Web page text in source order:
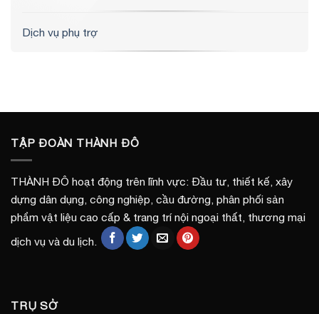
Dịch vụ phụ trợ
TẬP ĐOÀN THÀNH ĐÔ
THÀNH ĐÔ hoạt động trên lĩnh vực: Đầu tư, thiết kế, xây
dựng dân dụng, công nghiệp, cầu đường, phân phối sản
phẩm vật liệu cao cấp & trang trí nội ngoại thất, thương mại
dịch vụ và du lịch.
TRỤ SỞ